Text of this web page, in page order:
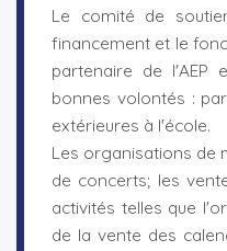
Le comité de
financement et le
partenaire de
bonnes volontés :
extérieures à l'école.
Les organisations de
de concerts; les
activités telles que
de la vente des